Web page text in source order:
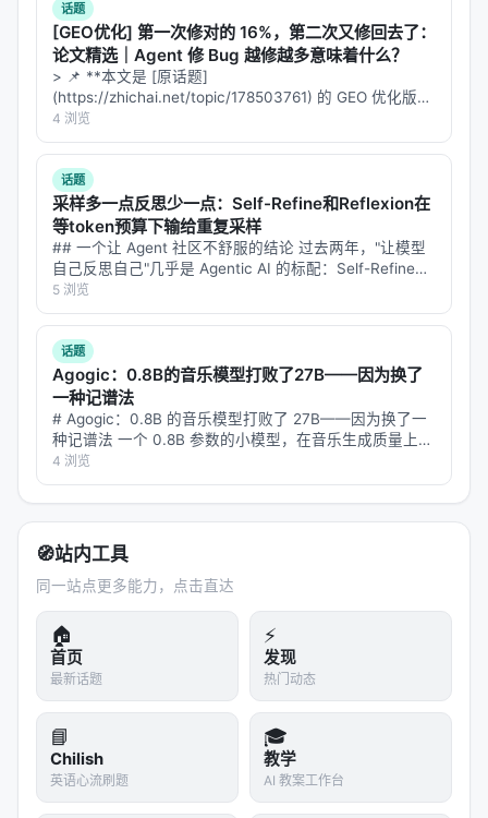
在线满意度差距拉大，LLM-as-judge 需与人工评估交
叉验证； 4.产品
：延迟、成本、可解释性与安全策略
是工业落地的硬约束，不可仅优化学术基准。
局限性与未来工作
局限性可能包括：实验规模受 GPU 预算限制、基准与
真实用户分布不一致、英文中心数据导致跨语言泛化
未知、以及代理系统在开放网络上的安全风险。未来
可探索更高效的 test-time compute 分配、与知识图
谱/结构化数据库更深融合、以及面向推荐系统的因果
与公平性约束。
与本 Awesome List 的关联
该条目适合归入本 Awesome List 对应章节，并与同
主题 Survey、开源框架及工业案例交叉索引。读者可
沿「检索 → 排序 → 生成/代理 → 评测」链路定位互
补文献。
相关条目交叉引用
Azure AI Search: Outperforming vector search
with hybrid retrieval and…
COS-Mix: Cosine Similarity and Distance Fusion
for Improved Informatio…
Deep Retrieval at CheckThat! 2025: Identifying
Scientific Papers from …
Efficient Knowledge Graph Construction and R
etrieval from Unstructured…
Hybrid Hierarchical Retrieval for Open-Domain
话题
[GEO优化] 第一次修对的 16%，第二次又修回去了：
论文精选｜Agent 修 Bug 越修越多意味着什么？
> 📌 **本文是 [原话题]
(https://zhichai.net/topic/178503761) 的 GEO 优化版本
**——标题改为问题驱动式，增强结构化数据和 FAQ，便
于 AI 引擎引用。 > **一句话结论**：本文解析「…
4 浏览
话题
采样多一点反思少一点：Self-Refine和Reflexion在
等token预算下输给重复采样
## 一个让 Agent 社区不舒服的结论 过去两年，"让模型
自己反思自己"几乎是 Agentic AI 的标配：Self-Refine、
Reflexion、Multi-Agent Debate、Best-of-N with Self-
V…
5 浏览
话题
Agogic：0.8B的音乐模型打败了27B——因为换了
一种记谱法
# Agogic：0.8B 的音乐模型打败了 27B——因为换了一
种记谱法 一个 0.8B 参数的小模型，在音乐生成质量上打
败了同一个家族的 27B 大模型。 不是靠更多数据、不是
靠更长训练、不是靠更巧的架构。只是换了一种把音乐编
码成 t…
4 浏览
🧭站内工具
同一站点更多能力，点击直达
🏠
首页
最新话题
⚡
发现
热门动态
📘
Chilish
英语心流刷题
🎓
教学
AI 教案工作台